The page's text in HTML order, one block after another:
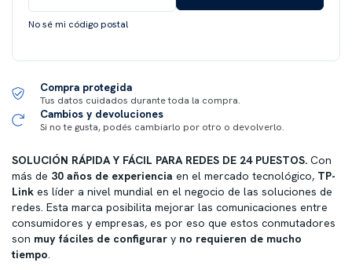
No sé mi código postal
Compra protegida
Tus datos cuidados durante toda la compra.
Cambios y devoluciones
Si no te gusta, podés cambiarlo por otro o devolverlo.
SOLUCIÓN RÁPIDA Y FÁCIL PARA REDES DE 24 PUESTOS. Con
más de 30 años de experiencia en el mercado tecnológico, TP-
Link es líder a nivel mundial en el negocio de las soluciones de
redes. Esta marca posibilita mejorar las comunicaciones entre
consumidores y empresas, es por eso que estos conmutadores
son muy fáciles de configurar y no requieren de mucho
tiempo.